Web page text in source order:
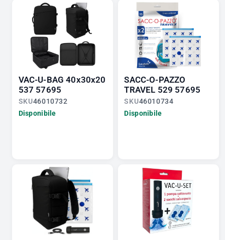
VAC-U-BAG 40x30x20
537 57695
SKU46010732
Disponibile
SACC-O-PAZZO
TRAVEL 529 57695
SKU46010734
Disponibile